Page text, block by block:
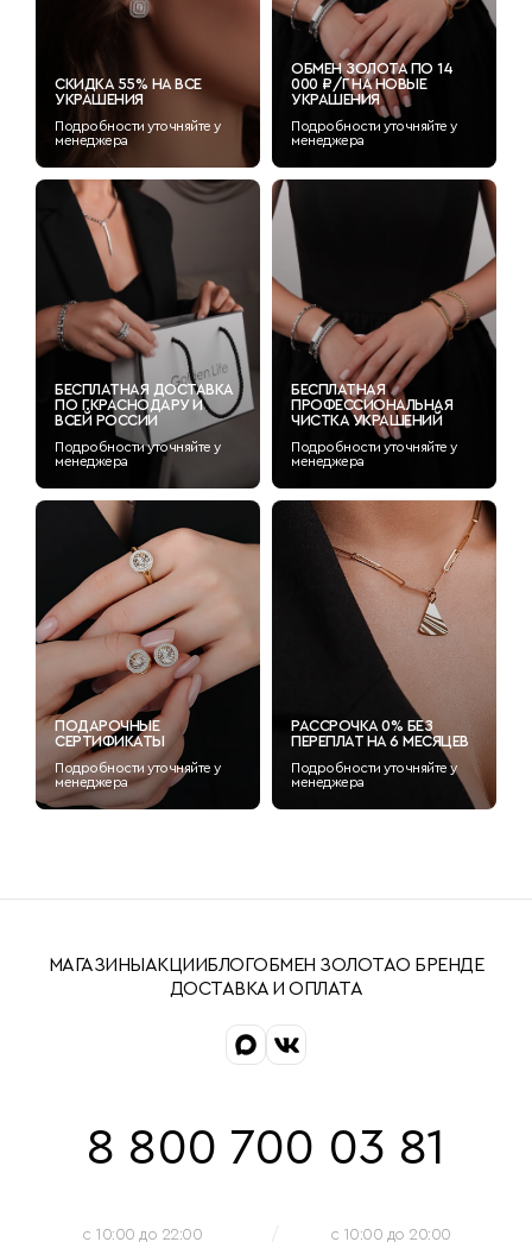
СКИДКА 55% НА ВСЕ
УКРАШЕНИЯ
Подробности уточняйте у
менеджера
ОБМЕН ЗОЛОТА ПО 14
000 ₽/Г НА НОВЫЕ
УКРАШЕНИЯ
Подробности уточняйте у
менеджера
БЕСПЛАТНАЯ ДОСТАВКА
ПО Г.КРАСНОДАРУ И
ВСЕЙ РОССИИ
Подробности уточняйте у
менеджера
БЕСПЛАТНАЯ
ПРОФЕССИОНАЛЬНАЯ
ЧИСТКА УКРАШЕНИЙ
Подробности уточняйте у
менеджера
ПОДАРОЧНЫЕ
СЕРТИФИКАТЫ
Подробности уточняйте у
менеджера
РАССРОЧКА 0% БЕЗ
ПЕРЕПЛАТ НА 6 МЕСЯЦЕВ
Подробности уточняйте у
менеджера
МАГАЗИНЫ АКЦИИБЛОГОБМЕН ЗОЛОТАО БРЕНДЕ
ДОСТАВКА И ОПЛАТА
8 800 700 03 81
c 10:00 до 22:00 c 10:00 до 20:00